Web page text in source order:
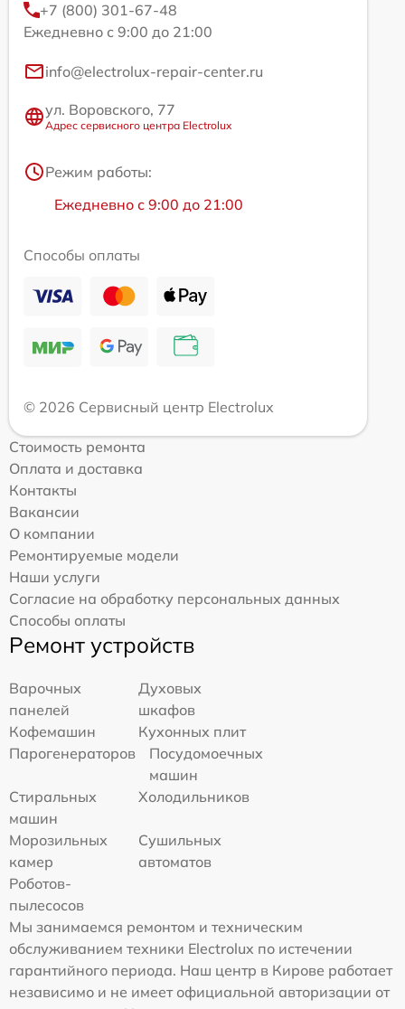
+7 (800) 301-67-48
Ежедневно с 9:00 до 21:00
info@electrolux-repair-center.ru
ул. Воровского, 77
Адрес сервисного центра Electrolux
Режим работы:
Ежедневно с 9:00 до 21:00
Способы оплаты
© 2026 Сервисный центр Electrolux
Стоимость ремонта
Оплата и доставка
Контакты
Вакансии
О компании
Ремонтируемые модели
Наши услуги
Согласие на обработку персональных данных
Способы оплаты
Ремонт устройств
Варочных
панелей
Духовых
шкафов
Кофемашин
Кухонных плит
Парогенераторов
Посудомоечных
машин
Стиральных
машин
Холодильников
Морозильных
камер
Сушильных
автоматов
Роботов-
пылесосов
Мы занимаемся ремонтом и техническим
обслуживанием техники Electrolux по истечении
гарантийного периода. Наш центр в Кирове работает
независимо и не имеет официальной авторизации от